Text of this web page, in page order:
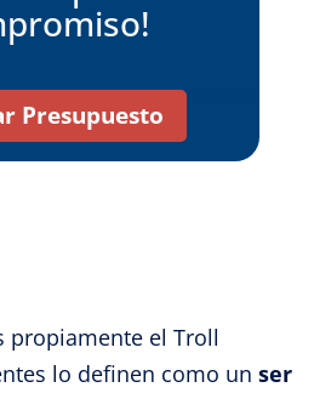
Presupuesto
propiamente el Troll
lo definen como un ser